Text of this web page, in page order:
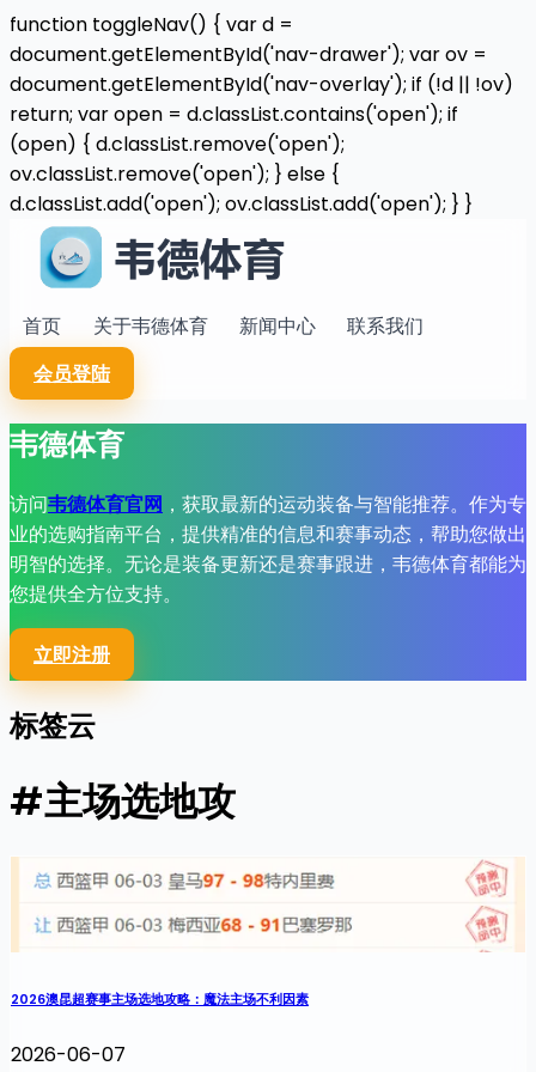
function toggleNav() { var d =
document.getElementById('nav-drawer'); var ov =
document.getElementById('nav-overlay'); if (!d || !ov)
return; var open = d.classList.contains('open'); if
(open) { d.classList.remove('open');
ov.classList.remove('open'); } else {
d.classList.add('open'); ov.classList.add('open'); } }
首页 关于韦德体育 新闻中心
联系我们
会员登陆
韦德体育
访问韦德体育官网 ，获取最新的运动装备与智能推荐。作为专
业的选购指南平台，提供精准的信息和赛事动态，帮助您做出
明智的选择。无论是装备更新还是赛事跟进，韦德体育都能为
您提供全方位支持。
立即注册
标签云
#主场选地攻
2026澳昆超赛事主场选地攻略：魔法主场不利因素
2026-06-07